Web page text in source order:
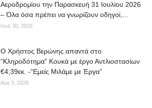
Αεροδρομίου την Παρασκευή 31 Ιουλίου 2026
– Όλα όσα πρέπει να γνωρίζουν οδηγοί,...
Ιουλ 30, 2026
O Χρήστος Βερώνης απαντά στο
“Κληροδότημα” Κουκά με έργο Αντλιοστασίων
€4,39εκ. -“Εμείς Μιλάμε με Έργα”
Αυγ 3, 2026